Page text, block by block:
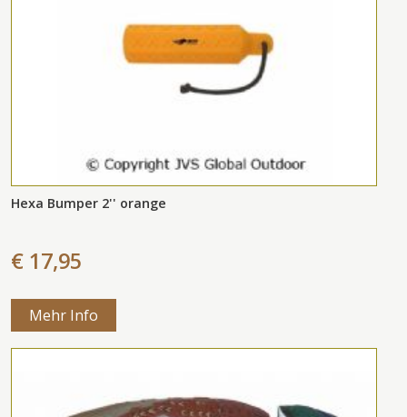
Hexa Bumper 2'' orange
€ 17,95
Mehr Info